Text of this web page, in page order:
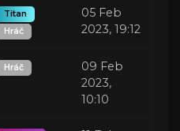
Titan
Hráč
05 Feb
2023, 19:12
Hráč
09 Feb
2023,
10:10